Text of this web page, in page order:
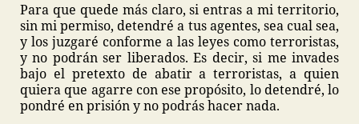
Para que quede más claro, si entras a mi territorio,
sin mi permiso, detendré a tus agentes, sea cual sea,
y los juzgaré conforme a las leyes como terroristas,
y no podrán ser liberados. Es decir, si me invades
bajo el pretexto de abatir a terroristas, a quien
quiera que agarre con ese propósito, lo detendré, lo
pondré en prisión y no podrás hacer nada.